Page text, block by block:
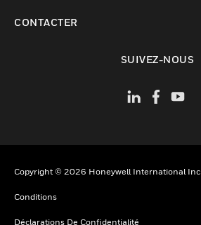
CONTACTER
SUIVEZ-NOUS
Copyright © 2026 Honeywell International Inc
Conditions
Déclarations De Confidentialité